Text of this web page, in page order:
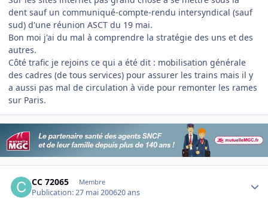
dent sauf un communiqué-compte-rendu intersyndical (sauf
sud) d'une réunion ASCT du 19 mai.
Bon moi j'ai du mal à comprendre la stratégie des uns et des
autres.
Côté trafic je rejoins ce qui a été dit : mobilisation générale
des cadres (de tous services) pour assurer les trains mais il y
a aussi pas mal de circulation à vide pour remonter les rames
sur Paris.
CC 72065 Membre
Publication:27 mai 200620 ans